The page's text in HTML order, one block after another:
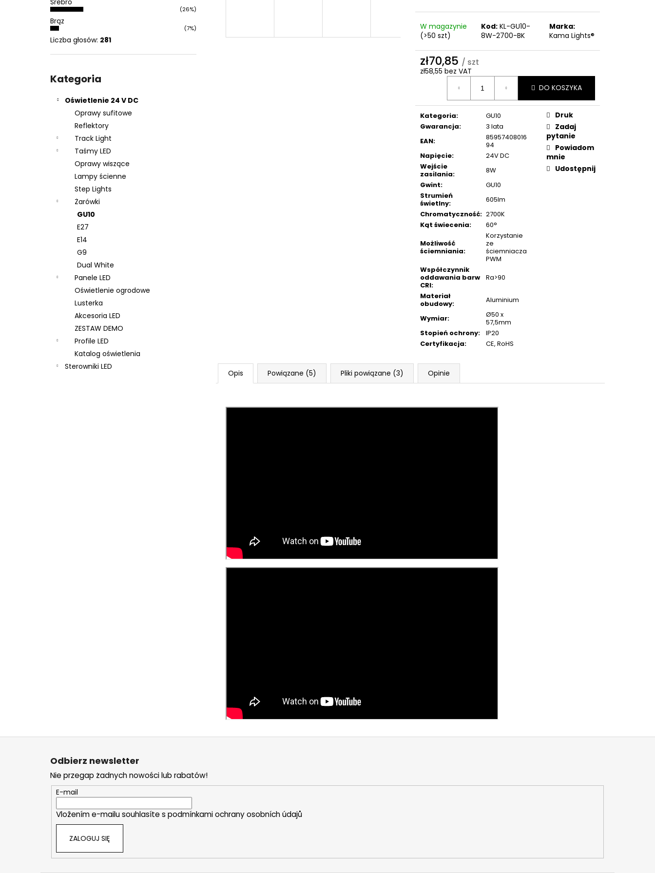
Srebro
(26%)
Brąz
(7%)
Liczba głosów: 281
kategorie
Kategoria
Oświetlenie 24 V DC
Oprawy sufitowe
Reflektory
Track Light
Taśmy LED
Oprawy wiszące
Lampy ścienne
Step Lights
Żarówki
GU10
E27
E14
G9
Dual White
Panele LED
Oświetlenie ogrodowe
Lusterka
Akcesoria LED
ZESTAW DEMO
Profile LED
Katalog oświetlenia
Sterowniki LED
W magazynie
(>50 szt)
Kod: KL-GU10-
8W-2700-BK
Marka:
Kama Lights®
zł70,85 / szt
zł58,55 bez VAT
jednostkowa:
DO KOSZYKA
Kategoria:
GU10
Gwarancja:
3 lata
EAN:
85957408016
94
Napięcie:
24V DC
Wejście
zasilania:
8W
Gwint:
GU10
Strumień
świetlny:
605lm
Chromatyczność: 2700K
Kąt świecenia:
60°
Możliwość
ściemniania:
Korzystanie
ze
ściemniacza
PWM
Współczynnik
oddawania barw
CRI:
Ra>90
Materiał
obudowy:
Aluminium
Wymiar:
Ø50 x
57,5mm
Stopień ochrony:
IP20
Certyfikacja: CE, RoHS
Druk
Zadaj
pytanie
Powiadom
mnie
Udostępnij
Opis Powiązane (5) Pliki powiązane (3) Opinie
S
Odbierz newsletter
Nie przegap żadnych nowości lub rabatów!
E-mail
Vložením e-mailu souhlasíte s podmínkami ochrany osobních údajů
ZALOGUJ SIĘ